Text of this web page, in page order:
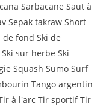
Sarbacane Saut à
Sepak takraw Short
de fond Ski de
sur herbe Ski
Squash Sumo Surf
Tango argentin
à l'arc Tir sportif Tir